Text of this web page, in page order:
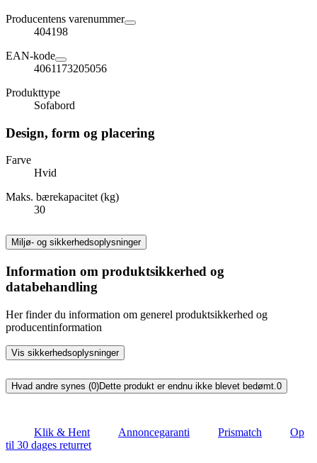
Producentens varenummer
404198
EAN-kode
4061173205056
Produkttype
Sofabord
Design, form og placering
Farve
Hvid
Maks. bærekapacitet (kg)
30
Miljø- og sikkerhedsoplysninger
Information om produktsikkerhed og
databehandling
Her finder du information om generel produktsikkerhed og
producentinformation
Vis sikkerhedsoplysninger
Hvad andre synes (0)Dette produkt er endnu ikke blevet bedømt. 0
Klik & Hent Annoncegaranti Prismatch
Op
til 30 dages returret